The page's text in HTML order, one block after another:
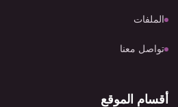
الملفات
تواصل معنا
أقسام الموقع